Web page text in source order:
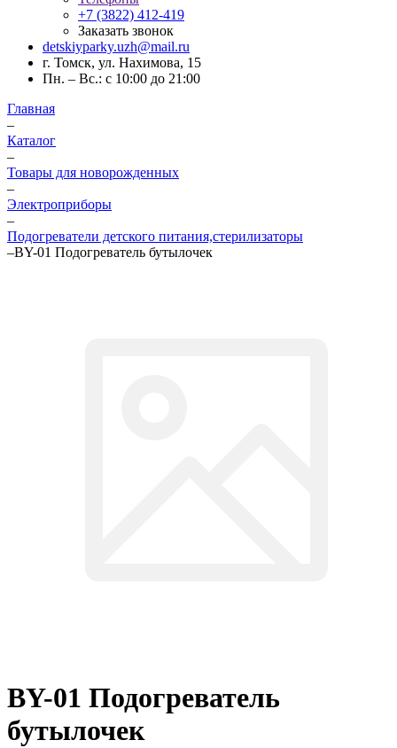
+7 (3822) 412-419
Заказать звонок
detskiyparky.uzh@mail.ru
г. Томск, ул. Нахимова, 15
Пн. – Вс.: с 10:00 до 21:00
Главная
–
Каталог
–
Товары для новорожденных
–
Электроприборы
–
Подогреватели детского питания,стерилизаторы
–BY-01 Подогреватель бутылочек
BY-01 Подогреватель
бутылочек